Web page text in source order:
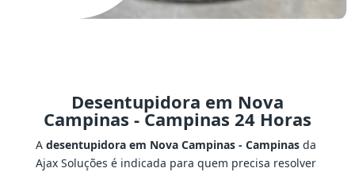
Desentupidora em Nova
Campinas - Campinas 24 Horas
A desentupidora em Nova Campinas - Campinasda
Ajax Soluções é indicada para quem precisa resolver